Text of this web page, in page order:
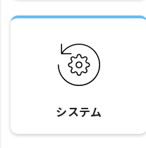
システム